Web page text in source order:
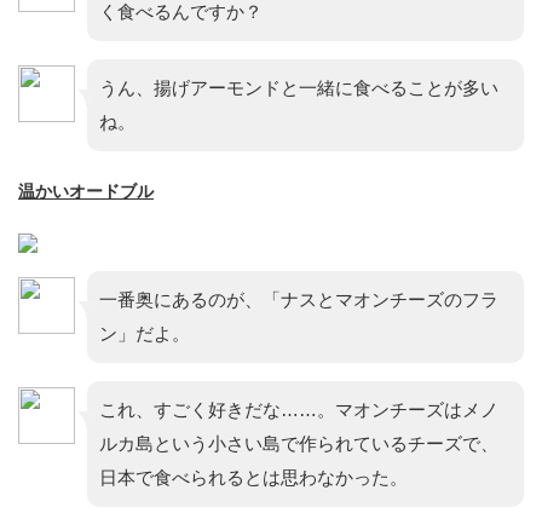
く食べるんですか？
うん、揚げアーモンドと一緒に食べることが多い
ね。
温かいオードブル
一番奥にあるのが、「ナスとマオンチーズのフラ
ン」だよ。
これ、すごく好きだな……。マオンチーズはメノ
ルカ島という小さい島で作られているチーズで、
日本で食べられるとは思わなかった。